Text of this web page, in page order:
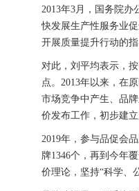
2013年3月，国务院办
快发展生产性服务业
开展质量提升行动的
对此，刘平均表示，
点。2013年以来，在
市场竞争中产生、品
价发布工作，初步建
2019年，参与品促会
牌1346个，再到今年
价理论，坚持“科学、